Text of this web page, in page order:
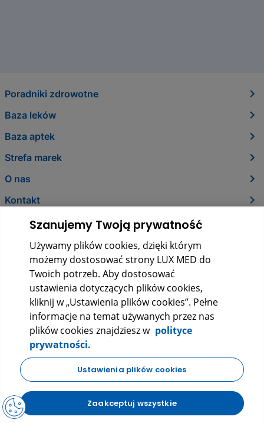
Poradniki zdrowotne
Baza leków
Baza aptek
Strefa marek
O nas
Kontakt
LUX MED Sp. z o.o.
ul. Szturmowa 2, 02-678 Warszawa
KRS: 0000265353
NIP: 5272523080
REGON: 140723603
Polityka prywatności | Regulamin | FAQ
Szanujemy Twoją prywatność
Używamy plików cookies, dzięki którym
możemy dostosować strony LUX MED do
Twoich potrzeb. Aby dostosować
ustawienia dotyczących plików cookies,
kliknij w „Ustawienia plików cookies”. Pełne
informacje na temat używanych przez nas
plików cookies znajdziesz w polityce
prywatności.
Ustawienia plików cookies
Zaakceptuj wszystkie